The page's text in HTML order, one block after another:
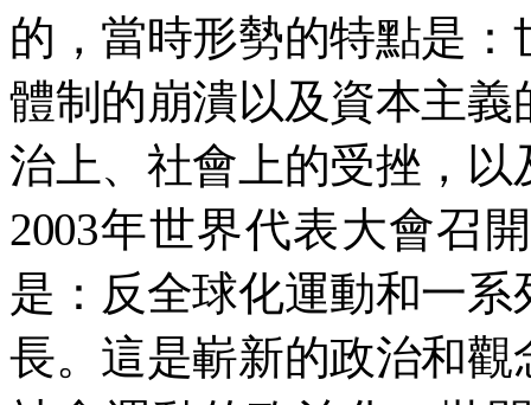
的，當時形勢的特點是
體制的崩潰以及資本主
治上、社會上的受挫，
2003年世界代表大會召
是：反全球化運動和一
長。這是嶄新的政治和